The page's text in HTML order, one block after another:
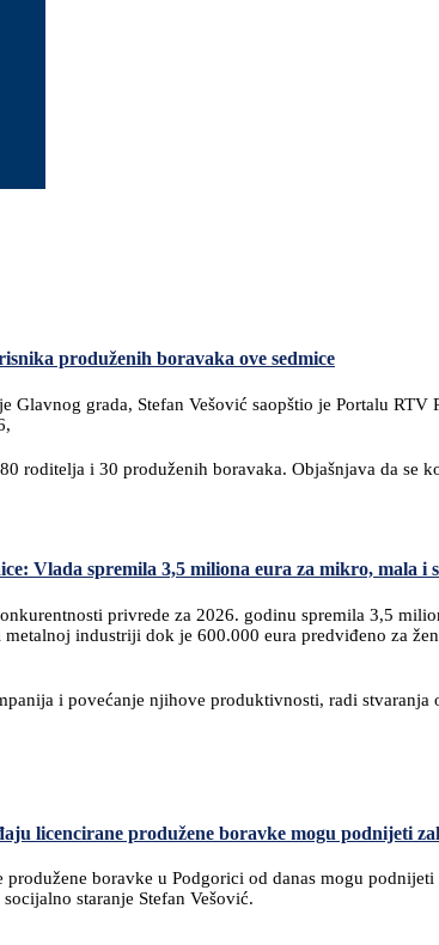
produženih boravaka ove sedmice
Glavnog grada, Stefan Vešović saopštio je Portalu
roditelja i 30 produženih boravaka. Objašnjava da
Vlada spremila 3,5 miliona eura za mikro, mala i
privrede za 2026. godinu spremila 3,5
industriji dok je 600.000 eura predviđeno za
i povećanje njihove produktivnosti, radi
licencirane produžene boravke mogu podnijeti
boravke u Podgorici od danas mogu
staranje Stefan Vešović.